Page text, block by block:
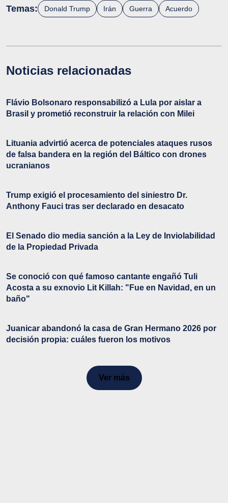
Temas: Donald Trump Irán Guerra Acuerdo
Noticias relacionadas
Flávio Bolsonaro responsabilizó a Lula por aislar a
Brasil y prometió reconstruir la relación con Milei
Lituania advirtió acerca de potenciales ataques rusos
de falsa bandera en la región del Báltico con drones
ucranianos
Trump exigió el procesamiento del siniestro Dr.
Anthony Fauci tras ser declarado en desacato
El Senado dio media sanción a la Ley de Inviolabilidad
de la Propiedad Privada
Se conoció con qué famoso cantante engañó Tuli
Acosta a su exnovio Lit Killah: "Fue en Navidad, en un
baño"
Juanicar abandonó la casa de Gran Hermano 2026 por
decisión propia: cuáles fueron los motivos
Ver más